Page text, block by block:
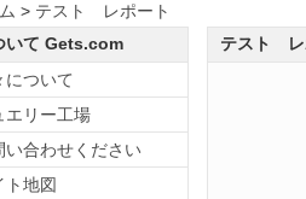
> テスト レポート
いて Gets.com
について
エリー工場
い合わせください
ト地図
テスト レ